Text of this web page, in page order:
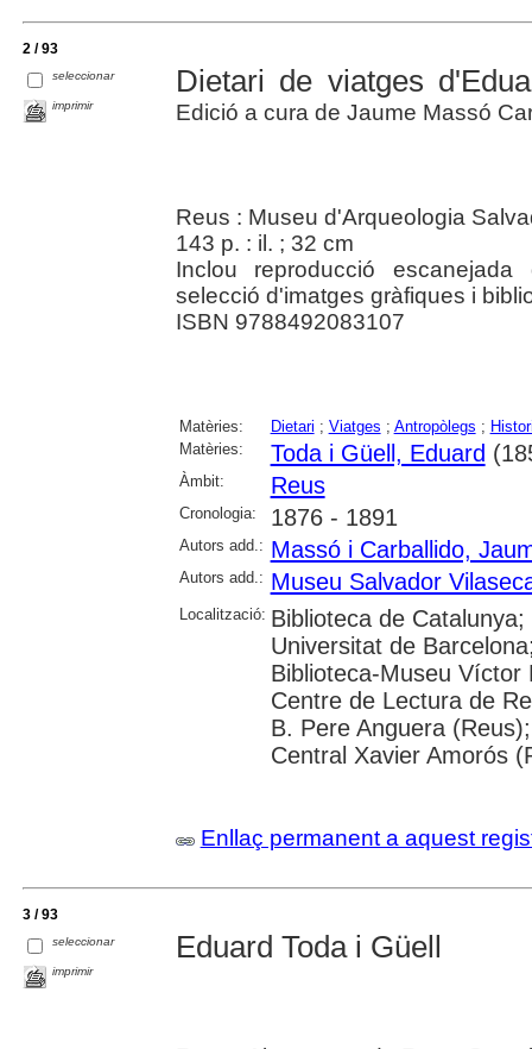
2 / 93
seleccionar
imprimir
Dietari de viatges
Edició a cura de Jaume Massó
Reus : Museu d'Arqueologia
143 p. : il. ; 32 cm
Inclou reproducció
selecció d'imatges gràfiques i
ISBN 9788492083107
Matèries: Dietari ; Viatges ; Antropòlegs ;
Matèries:
Toda i Güell, Eduard
Àmbit: Reus
Cronologia: 1876 - 1891
Autors add.: Massó i Carballido,
Autors add.: Museu Salvador
Localització: Biblioteca de
Universitat de
Biblioteca-Museu Víctor
Centre de Lectura de
B. Pere Anguera
Central Xavier Amorós
Enllaç permanent a aquest
3 / 93
seleccionar
imprimir
Eduard Toda i Güell